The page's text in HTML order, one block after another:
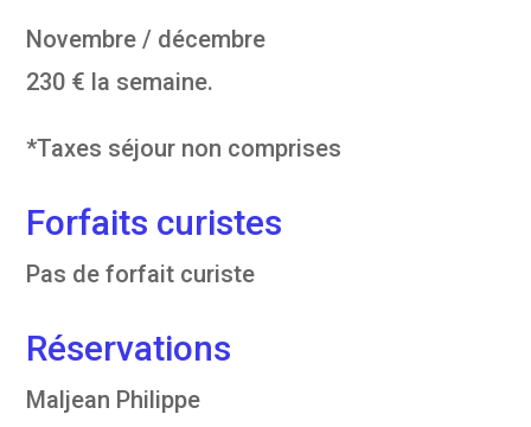
Novembre / décembre
230 € la semaine.
*Taxes séjour non comprises
Forfaits curistes
Pas de forfait curiste
Réservations
Maljean Philippe